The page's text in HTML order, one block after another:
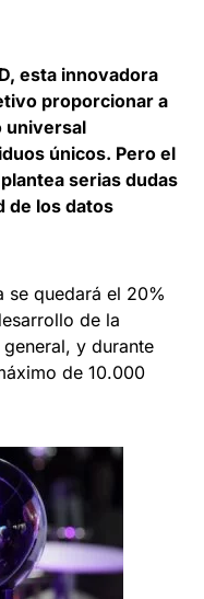
esta innovadora
proporcionar a
universal
únicos. Pero el
serias dudas
de los datos
se quedará el 20%
de la
y durante
de 10.000